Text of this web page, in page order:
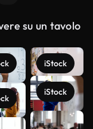
su un tavolo
iStock
iStock
Scopri di